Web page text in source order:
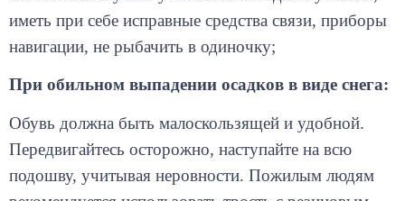
навигации, не рыбачить в одиночку;
Передвигайтесь осторожно, наступайте на всю
подошву, учитывая неровности. Пожилым людям
рекомендуется использовать трость с резиновым